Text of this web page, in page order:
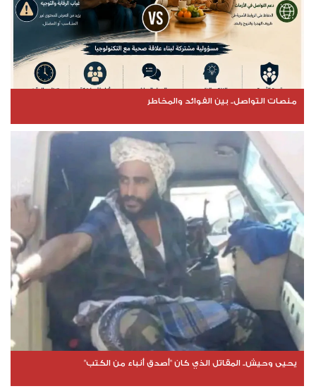
منصات التواصل.. بين الفوائد والمخاطر
يحيى وحيش.. المقاتل الذي كان "أصدق أنباء من الكتب"